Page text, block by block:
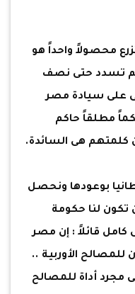
محصولاً واحداً هو
تسدد حتى نصف
على سيادة مصر
مطلقاً حاكم
هى السائدة.
بوعودها ونحصل
تكون لنا حكومة
قائلاً : إن مصر
الأوربية ..
مجرد أداة للمصالح